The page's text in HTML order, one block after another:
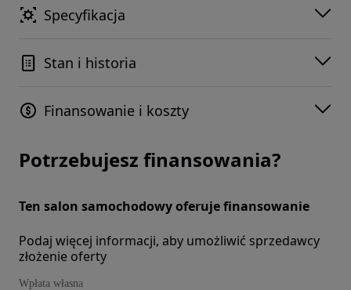
Specyfikacja
Stan i historia
Finansowanie i koszty
Potrzebujesz finansowania?
Ten salon samochodowy oferuje finansowanie
Podaj więcej informacji, aby umożliwić sprzedawcy
złożenie oferty
Wpłata własna